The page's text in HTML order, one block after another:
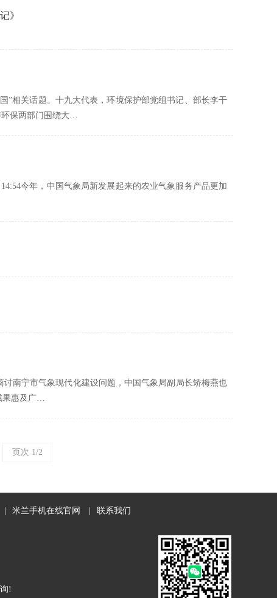
》
”相关话题。十九大代表，环境保护部党组书记、部长李干
环保两部门围绕大…
今年，中国气象局新发展起来的农业气象服务产品更加
南宁市气象现代化建设问题，中国气象局副局长矫梅燕也
果惠及广…
页次 1/2
米兰手机在线官网 联系我们
!